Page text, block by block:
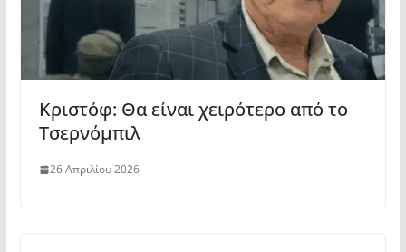
Κριστόφ: Θα είναι χειρότερο από το
Τσερνόμπιλ
26 Απριλίου 2026